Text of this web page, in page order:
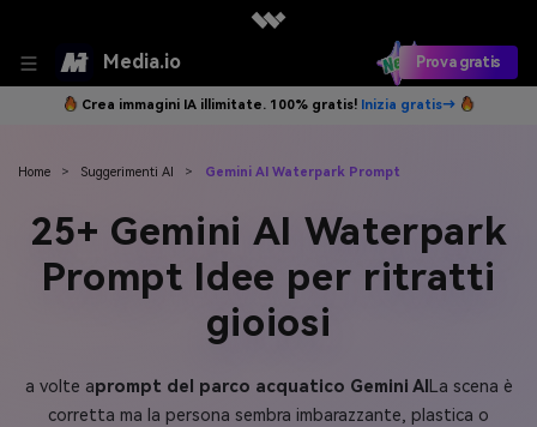
Media.io Prova gratis
Crea immagini IA illimitate. 100% gratis! Inizia gratis→
Home > Suggerimenti AI > Gemini AI Waterpark Prompt
25+ Gemini AI Waterpark
Prompt Idee per ritratti
gioiosi
a volte aprompt del parco acquatico Gemini AI La scena è
corretta ma la persona sembra imbarazzante, plastica o